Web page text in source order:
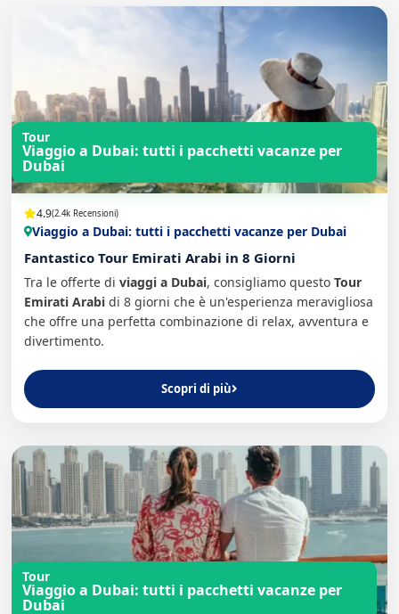
Tour
Viaggio a Dubai: tutti i pacchetti vacanze per
Dubai
4.9(2.4k Recensioni)
Viaggio a Dubai: tutti i pacchetti vacanze per Dubai
Fantastico Tour Emirati Arabi in 8 Giorni
Tra le offerte di viaggi a Dubai, consigliamo questo Tour
Emirati Arabi di 8 giorni che è un'esperienza meravigliosa
che offre una perfetta combinazione di relax, avventura e
divertimento.
Scopri di più
Tour
Viaggio a Dubai: tutti i pacchetti vacanze per
Dubai